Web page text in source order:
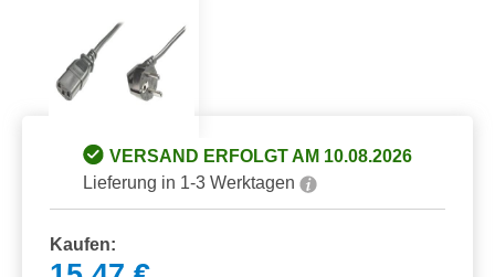
VERSAND ERFOLGT AM 10.08.2026
Lieferung in 1-3 Werktagen
Kaufen: